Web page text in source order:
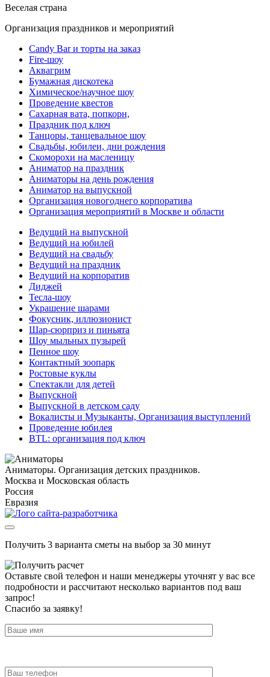
Веселая страна
Организация праздников и мероприятий
Candy Bar и торты на заказ
Fire-шоу
Аквагрим
Бумажная дискотека
Химическое/научное шоу
Проведение квестов
Сахарная вата, попкорн,
Праздник под ключ
Танцоры, танцевальное шоу
Свадьбы, юбилеи, дни рождения
Скоморохи на масленицу
Аниматор на праздник
Аниматоры на день рождения
Аниматор на выпускной
Организация новогоднего корпоратива
Организация мероприятий в Москве и области
Ведущий на выпускной
Ведущий на юбилей
Ведущий на свадьбу
Ведущий на праздник
Ведущий на корпоратив
Диджей
Тесла-шоу
Украшение шарами
Фокусник, иллюзионист
Шар-сюрприз и пиньята
Шоу мыльных пузырей
Пенное шоу
Контактный зоопарк
Ростовые куклы
Спектакли для детей
Выпускной
Выпускной в детском саду
Вокалисты и Музыканты, Организация выступлений
Проведение юбилея
BTL: организация под ключ
Аниматоры. Организация детских праздников.
Москва и Московская область
Россия
Евразия
Получить 3 варианта сметы на выбор за 30 минут
Оставьте свой телефон и наши менеджеры уточнят у вас все
подробности и рассчитают несколько вариантов под ваш
запрос!
Спасибо за заявку!